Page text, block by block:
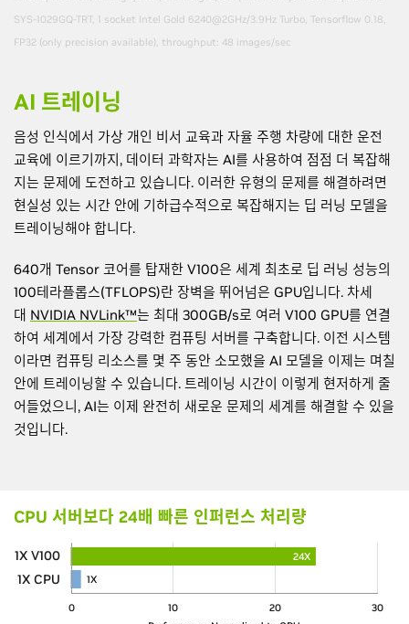
SYS-1029GQ-TRT, 1 socket Intel Gold 6240@2GHz/3.9Hz Turbo, Tensorflow 0.18,
FP32 (only precision available), throughput: 48 images/sec
AI 트레이닝
음성 인식에서 가상 개인 비서 교육과 자율 주행 차량에 대한 운전
교육에 이르기까지, 데이터 과학자는 AI를 사용하여 점점 더 복잡해
지는 문제에 도전하고 있습니다. 이러한 유형의 문제를 해결하려면
현실성 있는 시간 안에 기하급수적으로 복잡해지는 딥 러닝 모델을
트레이닝해야 합니다.
640개 Tensor 코어를 탑재한 V100은 세계 최초로 딥 러닝 성능의
100테라플롭스(TFLOPS)란 장벽을 뛰어넘은 GPU입니다. 차세
대 NVIDIA NVLink™는 최대 300GB/s로 여러 V100 GPU를 연결
하여 세계에서 가장 강력한 컴퓨팅 서버를 구축합니다. 이전 시스템
이라면 컴퓨팅 리소스를 몇 주 동안 소모했을 AI 모델을 이제는 며칠
안에 트레이닝할 수 있습니다. 트레이닝 시간이 이렇게 현저하게 줄
어들었으니, AI는 이제 완전히 새로운 문제의 세계를 해결할 수 있을
것입니다.
CPU 서버보다 24배 빠른 인퍼런스 처리량
0 10 20 30
24X
1X
1X V100
1X CPU